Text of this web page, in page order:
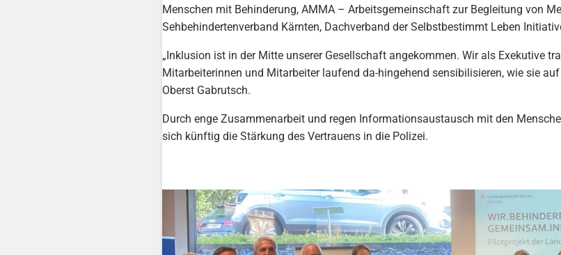
Menschen mit Behinderung, AMMA – Arbeitsgemeinschaft zur Begleitung von
Sehbehindertenverband Kärnten, Dachverband der Selbstbestimmt Leben
„Inklusion ist in der Mitte unserer Gesellschaft angekommen. Wir als Exekutive
Mitarbeiterinnen und Mitarbeiter laufend da-hingehend sensibilisieren, wie sie
Oberst Gabrutsch.
Durch enge Zusammenarbeit und regen Informationsaustausch mit den
sich künftig die Stärkung des Vertrauens in die Polizei.